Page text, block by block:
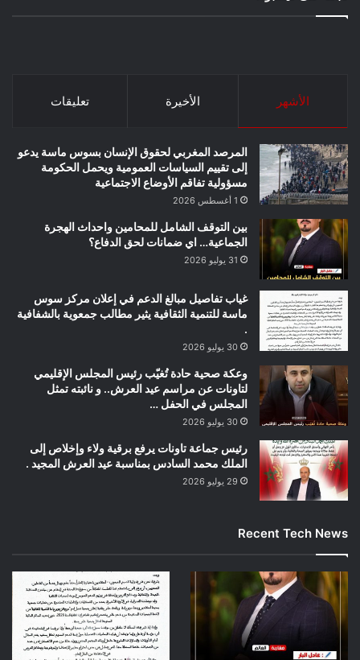
الأشهر الأخيرة تعليقات
المرصد المغربي لحقوق الإنسان بسوس ماسة يدعو
إلى تقييم السياسات العمومية ويحمل الحكومة
مسؤولية تفاقم الأوضاع الاجتماعية
1 أغسطس 2026
بين التوقف الشامل للمحامين واحداث الهجرة
الجماعية… اي ضمانات لحق الدفاع؟
31 يوليو 2026
غياب تفاصيل مبالغ الدعم في إعلان مركز سوس
ماسة للتنمية الثقافية يثير مطالب جمعوية بالشفافية
.
30 يوليو 2026
وعكة صحية حادة تُغيّب رئيس المجلس الإقليمي
لتاونات عن مراسم عيد العرش.. و نائبته تمثل
المجلس في الحفل …
30 يوليو 2026
رئيس جماعة تاونات يرفع برقية ولاء وإخلاص إلى
الملك محمد السادس بمناسبة عيد العرش المجيد .
29 يوليو 2026
Recent Tech News